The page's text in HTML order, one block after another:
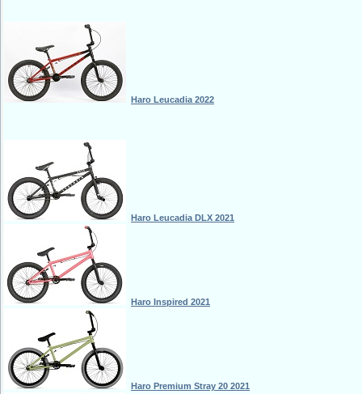
Haro Leucadia 2022
Haro Leucadia DLX 2021
Haro Inspired 2021
Haro Premium Stray 20 2021